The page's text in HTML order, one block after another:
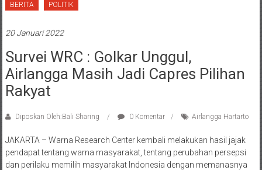
BERITA POLITIK
20 Januari 2022
Survei WRC : Golkar Unggul,
Airlangga Masih Jadi Capres Pilihan
Rakyat
Diposkan Oleh:Bali Sharing 0 Komentar Airlangga Hartarto
JAKARTA – Warna Research Center kembali melakukan hasil jajak
pendapat tentang warna masyarakat, tentang perubahan persepsi
dan perilaku memilih masyarakat Indonesia dengan memanasnya